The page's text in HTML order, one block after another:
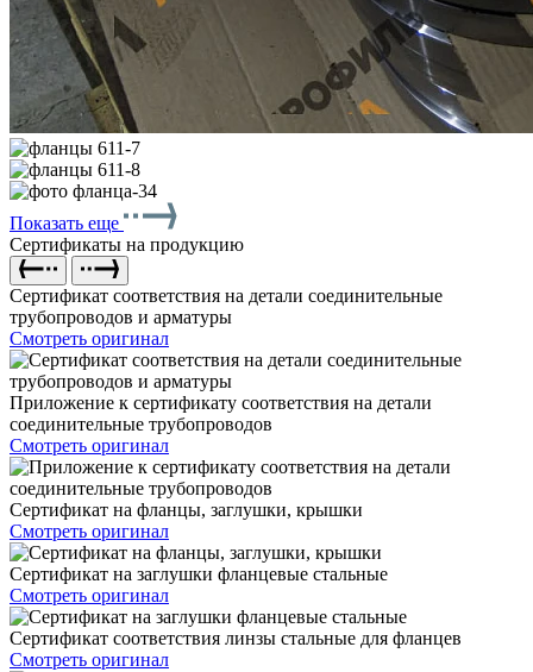
Показать еще
Сертификаты на продукцию
Сертификат соответствия на детали соединительные
трубопроводов и арматуры
Смотреть оригинал
Приложение к сертификату соответствия на детали
соединительные трубопроводов
Смотреть оригинал
Сертификат на фланцы, заглушки, крышки
Смотреть оригинал
Сертификат на заглушки фланцевые стальные
Смотреть оригинал
Сертификат соответствия линзы стальные для фланцев
Смотреть оригинал